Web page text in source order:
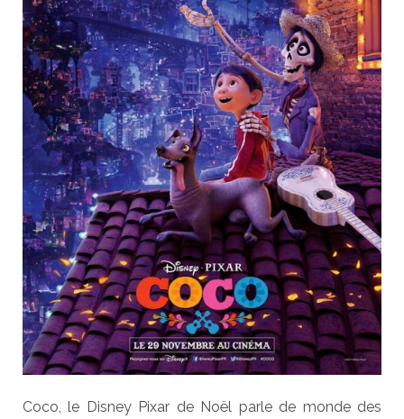
Coco, le Disney Pixar de Noël parle de monde des